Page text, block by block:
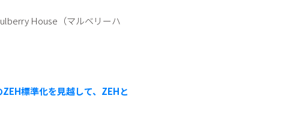
House（マルベリーハ
標準化を見越して、ZEHと